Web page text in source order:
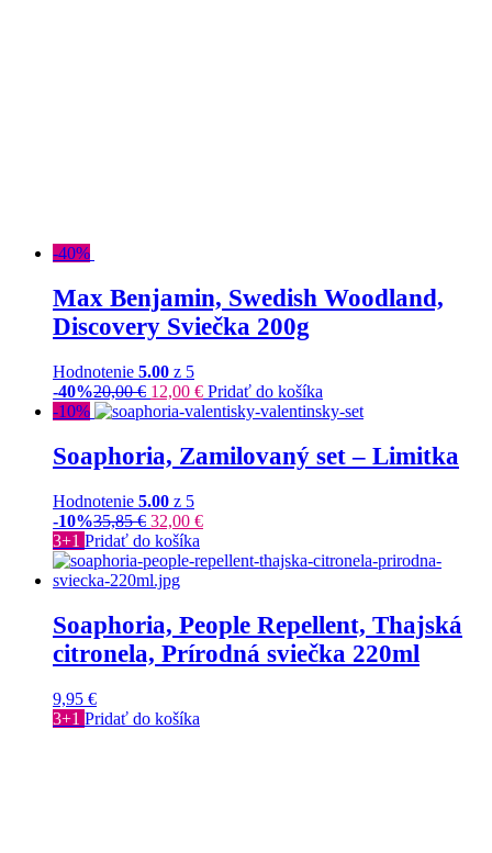
-40%
Max Benjamin, Swedish Woodland,
Discovery Sviečka 200g
Hodnotenie 5.00 z 5
-40%20,00€ 12,00 € Pridať do košíka
-10%
Soaphoria, Zamilovaný set – Limitka
Hodnotenie 5.00 z 5
-10%35,85€ 32,00 €
3+1 Pridať do košíka
Soaphoria, People Repellent, Thajská
citronela, Prírodná sviečka 220ml
9,95 €
3+1 Pridať do košíka